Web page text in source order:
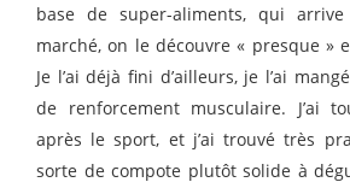
base de super-aliments, qui
marché, on le découvre « presque »
Je l’ai déjà fini d’ailleurs, je l’ai
de renforcement musculaire. J’ai
après le sport, et j’ai trouvé très
sorte de compote plutôt solide à